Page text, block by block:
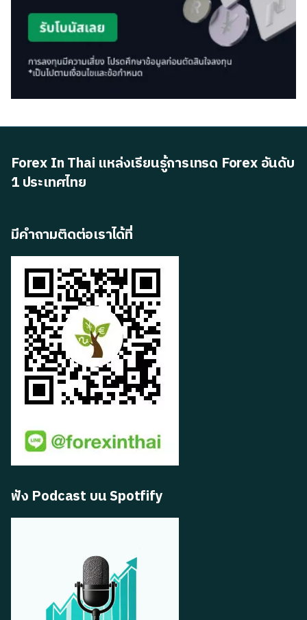
Forex In Thai แหล่งเรียนรู้การเทรด Forex อันดับ
1 ประเทศไทย
มีคำถามติดต่อเราได้ที่
ฟัง Podcast บน Spotfify